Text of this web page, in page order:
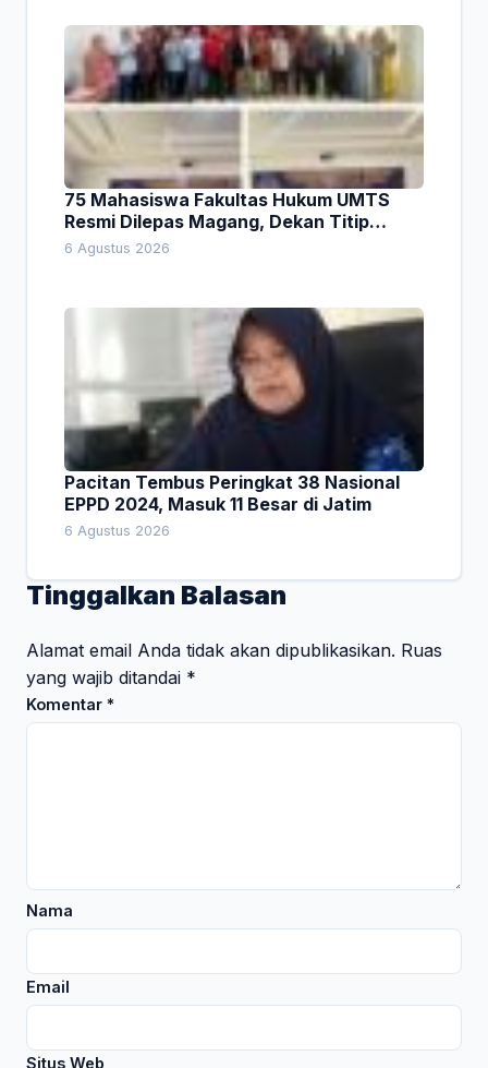
75 Mahasiswa Fakultas Hukum UMTS
Resmi Dilepas Magang, Dekan Titip
Empat Pesan Penting
6 Agustus 2026
Pacitan Tembus Peringkat 38 Nasional
EPPD 2024, Masuk 11 Besar di Jatim
6 Agustus 2026
Tinggalkan Balasan
Alamat email Anda tidak akan dipublikasikan. Ruas
yang wajib ditandai *
Komentar *
Nama
Email
Situs Web